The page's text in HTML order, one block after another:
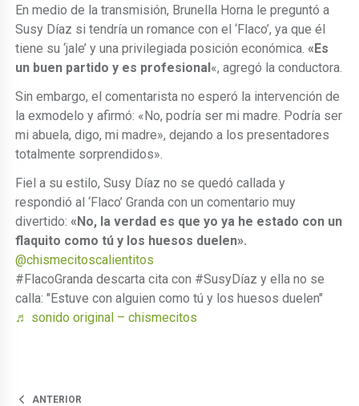
En medio de la transmisión, Brunella Horna le preguntó a
Susy Díaz si tendría un romance con el ‘Flaco’, ya que él
tiene su ‘jale’ y una privilegiada posición económica.«Es
un buen partido y es profesional«, agregó la conductora.
Sin embargo, el comentarista no esperó la intervención de
la exmodelo y afirmó: «No, podría ser mi madre. Podría ser
mi abuela, digo, mi madre», dejando a los presentadores
totalmente sorprendidos».
Fiel a su estilo, Susy Díaz no se quedó callada y
respondió al ‘Flaco’ Granda con un comentario muy
divertido:«No, la verdad es que yo ya he estado con un
flaquito como tú y los huesos duelen».
@chismecitoscalientitos
#FlacoGranda descarta cita con #SusyDíaz y ella no se
calla: "Estuve con alguien como tú y los huesos duelen"
♬ sonido original – chismecitos
ANTERIOR